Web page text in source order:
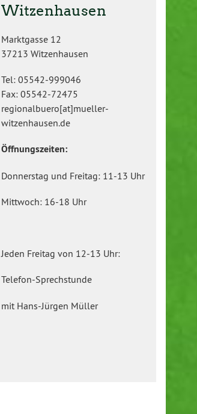
Witzenhausen
Marktgasse 12
37213 Witzenhausen
Tel: 05542-999046
Fax: 05542-72475
regionalbuero[at]mueller-
witzenhausen.de
Öffnungszeiten:
Donnerstag und Freitag: 11-13 Uhr
Mittwoch: 16-18 Uhr
Jeden Freitag von 12-13 Uhr:
Telefon-Sprechstunde
mit Hans-Jürgen Müller